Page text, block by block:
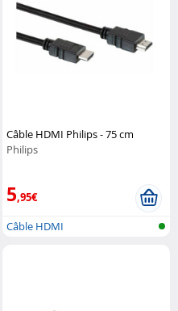
Câble HDMI Philips - 75 cm
Philips
5,95€
Câble HDMI